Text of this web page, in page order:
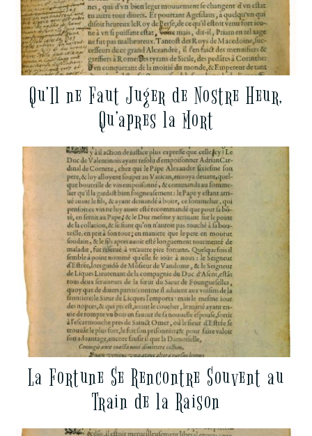
Qu’Il ne Faut Juger de Nostre Heur,
Qu’apres la Mort
La Fortune Se Rencontre Souvent au
Train de la Raison